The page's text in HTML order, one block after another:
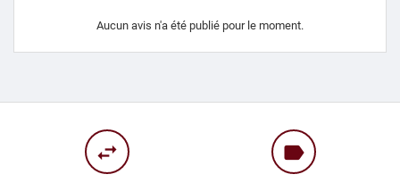
Aucun avis n'a été publié pour le moment.
swap_horiz label